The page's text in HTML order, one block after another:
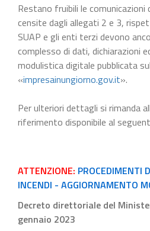
Restano fruibili le
censite dagli allegati 2 e 3,
SUAP e gli enti terzi devono
complesso di dati, dichiarazioni
modulistica digitale pubblicata
«impresainungiorno.gov.it».
Per ulteriori dettagli si rimanda
riferimento disponibile al
ATTENZIONE: PROCEDIMENTI
INCENDI - AGGIORNAMENTO
Decreto direttoriale del
gennaio 2023